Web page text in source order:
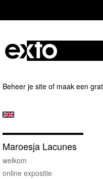
Beheer je site of maak een
Maroesja Lacunes
welkom
online expositie